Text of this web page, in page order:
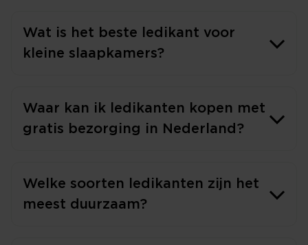
Wat is het beste ledikant voor
kleine slaapkamers?
Waar kan ik ledikanten kopen met
gratis bezorging in Nederland?
Welke soorten ledikanten zijn het
meest duurzaam?